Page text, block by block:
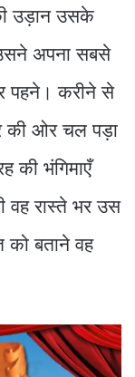
उड़ान उसके
अपना सबसे
पहने। करीने से
की ओर चल पड़ा
की भंगिमाएँ
वह रास्ते भर उस
को बताने वह